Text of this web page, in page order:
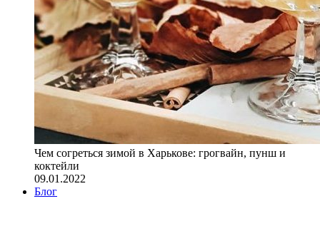
Чем согреться зимой в Харькове: грогвайн, пунш и
коктейли
09.01.2022
Блог